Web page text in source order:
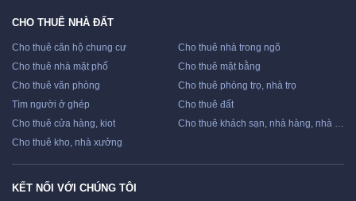
CHO THUÊ NHÀ ĐẤT
Cho thuê căn hộ chung cư
Cho thuê nhà trong ngõ
Cho thuê nhà mặt phố
Cho thuê mặt bằng
Cho thuê văn phòng
Cho thuê phòng trọ, nhà trọ
Tìm người ở ghép
Cho thuê đất
Cho thuê cửa hàng, kiot
Cho thuê khách sạn, nhà hàng, nhà nghỉ
Cho thuê kho, nhà xưởng
KẾT NỐI VỚI CHÚNG TÔI